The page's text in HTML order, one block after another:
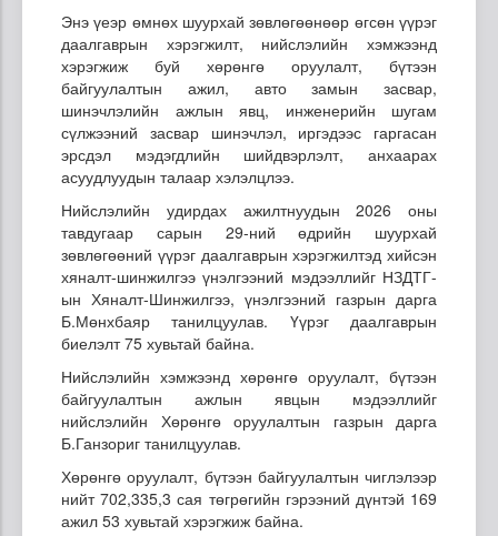
Энэ үеэр өмнөх шуурхай зөвлөгөөнөөр өгсөн үүрэг
даалгаврын хэрэгжилт, нийслэлийн хэмжээнд
хэрэгжиж буй хөрөнгө оруулалт, бүтээн
байгуулалтын ажил, авто замын засвар,
шинэчлэлийн ажлын явц, инженерийн шугам
сүлжээний засвар шинэчлэл, иргэдээс гаргасан
эрсдэл мэдэгдлийн шийдвэрлэлт, анхаарах
асуудлуудын талаар хэлэлцлээ.
Нийслэлийн удирдах ажилтнуудын 2026 оны
тавдугаар сарын 29-ний өдрийн шуурхай
зөвлөгөөний үүрэг даалгаврын хэрэгжилтэд хийсэн
хяналт-шинжилгээ үнэлгээний мэдээллийг НЗДТГ-
ын Хяналт-Шинжилгээ, үнэлгээний газрын дарга
Б.Мөнхбаяр танилцуулав. Үүрэг даалгаврын
биелэлт 75 хувьтай байна.
Нийслэлийн хэмжээнд хөрөнгө оруулалт, бүтээн
байгуулалтын ажлын явцын мэдээллийг
нийслэлийн Хөрөнгө оруулалтын газрын дарга
Б.Ганзориг танилцуулав.
Хөрөнгө оруулалт, бүтээн байгуулалтын чиглэлээр
нийт 702,335,3 сая төгрөгийн гэрээний дүнтэй 169
ажил 53 хувьтай хэрэгжиж байна.